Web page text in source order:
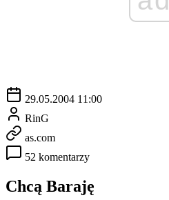
29.05.2004 11:00
RinG
as.com
52 komentarzy
Chcą Baraję